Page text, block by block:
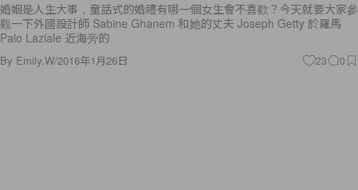
婚姻是人生大事，童話式的婚禮有哪一個女生會不喜歡？今天就要大家參
觀一下外國設計師 Sabine Ghanem 和她的丈夫 Joseph Getty 於羅馬
Palo Laziale 近海旁的
By Emily.W/2016年1月26日 23 0